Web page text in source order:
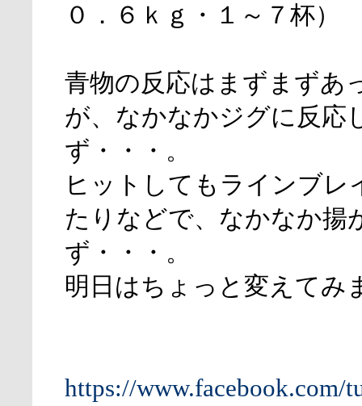
０．６ｋｇ・１～７杯）
青物の反応はまずまずあ
が、なかなかジグに反応
ず・・・。
ヒットしてもラインブレ
たりなどで、なかなか揚
ず・・・。
明日はちょっと変えてみ
https://www.facebook.com/